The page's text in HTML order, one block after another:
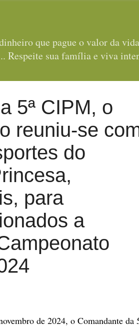
que pague o valor da
Respeite sua família e viva
5ª CIPM, o
reuniu-se
do
para
a
de 2024, o Comandante da